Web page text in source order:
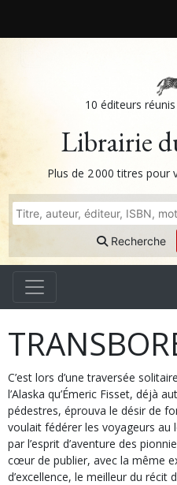
10 éditeurs
Librairie
Plus de 2 000 titres
Recherche
C’est lors d’une traversée
l’Alaska qu’Émeric Fisset, déjà
pédestres, éprouva le désir de
voulait fédérer les voyageurs
par l’esprit d’aventure des
cœur de publier, avec la même
d’excellence, le meilleur du récit